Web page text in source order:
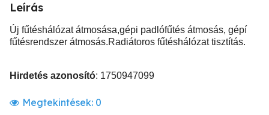
Leírás
Új fűtéshálózat átmosása,gépi padlófűtés átmosás, gépí
fűtésrendszer átmosás.Radiátoros fűtéshálózat tisztítás.
Hirdetés azonosító: 1750947099
Megtekintések: 0